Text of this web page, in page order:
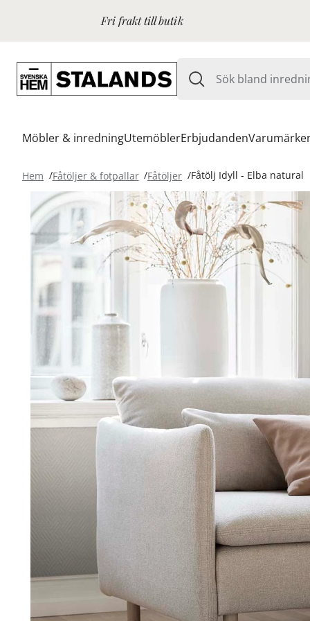
Fri frakt till butik
Möbler & inredningUtemöblerErbjudanden
Hem Fåtöljer & fotpallar Fåtöljer Fåtölj Idyll - Elba natural